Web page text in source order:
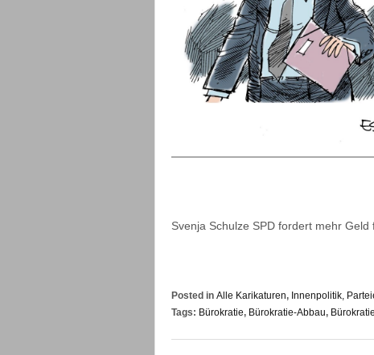
Svenja Schulze SPD fordert mehr Geld
Posted in Alle Karikaturen, Innenpolitik,
Tags: Bürokratie, Bürokratie-Abbau,